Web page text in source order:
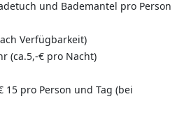
und Bademantel pro Person
Verfügbarkeit)
(ca.5,-€ pro Nacht)
pro Person und Tag (bei